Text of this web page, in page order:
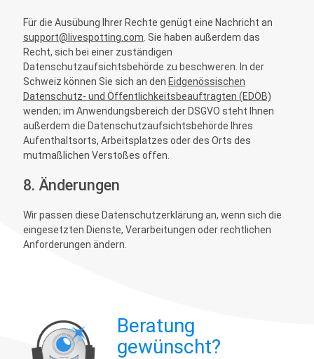
Für die Ausübung Ihrer Rechte genügt eine Nachricht an
support@livespotting.com . Sie haben außerdem das
Recht, sich bei einer zuständigen
Datenschutzaufsichtsbehörde zu beschweren. In der
Schweiz können Sie sich an den Eidgenössischen
Datenschutz- und Öffentlichkeitsbeauftragten (EDÖB)
wenden; im Anwendungsbereich der DSGVO steht Ihnen
außerdem die Datenschutzaufsichtsbehörde Ihres
Aufenthaltsorts, Arbeitsplatzes oder des Orts des
mutmaßlichen Verstoßes offen.
8. Änderungen
Wir passen diese Datenschutzerklärung an, wenn sich die
eingesetzten Dienste, Verarbeitungen oder rechtlichen
Anforderungen ändern.
Beratung
gewünscht?